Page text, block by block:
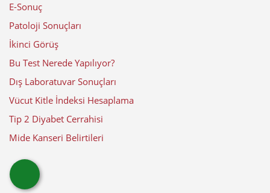
E-Sonuç
Patoloji Sonuçları
İkinci Görüş
Bu Test Nerede Yapılıyor?
Dış Laboratuvar Sonuçları
Vücut Kitle İndeksi Hesaplama
Tip 2 Diyabet Cerrahisi
Mide Kanseri Belirtileri